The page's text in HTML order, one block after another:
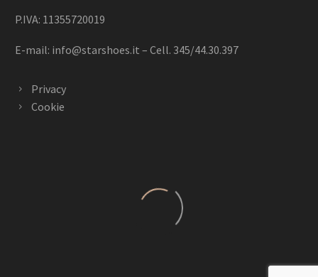
P.IVA: 11355720019
E-mail: info@starshoes.it – Cell. 345/44.30.397
Privacy
Cookie